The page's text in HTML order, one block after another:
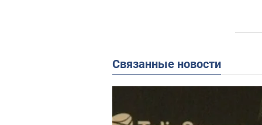
Связанные новости